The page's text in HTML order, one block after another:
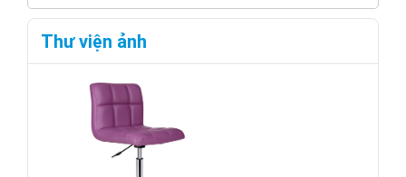
Thư viện ảnh